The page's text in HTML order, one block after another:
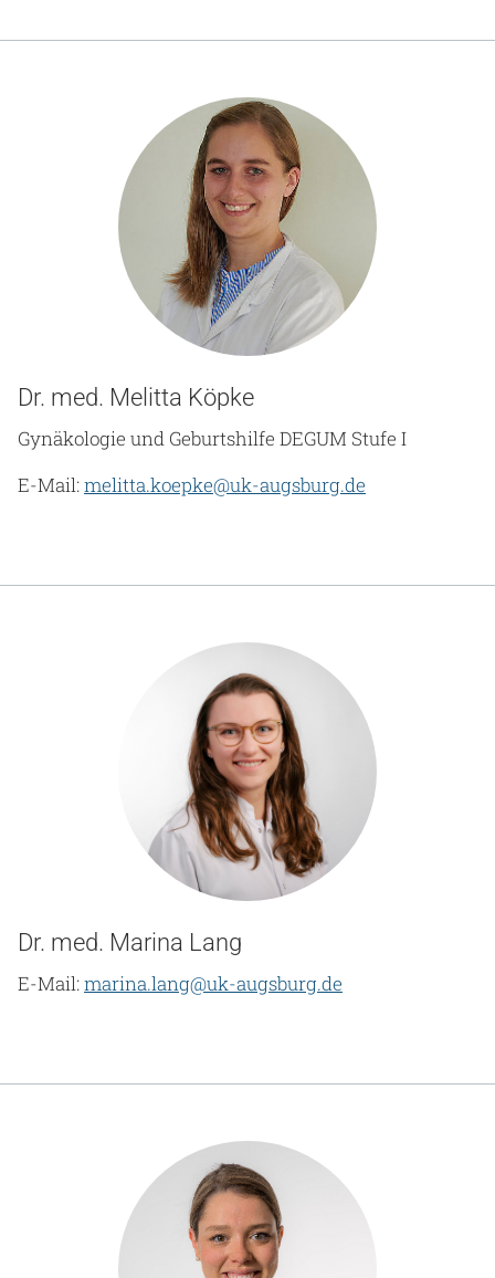
Dr. med. Melitta Köpke
Gynäkologie und Geburtshilfe DEGUM Stufe I
E-Mail:melitta.koepke@uk-augsburg.de
Dr. med. Marina Lang
E-Mail:marina.lang@uk-augsburg.de